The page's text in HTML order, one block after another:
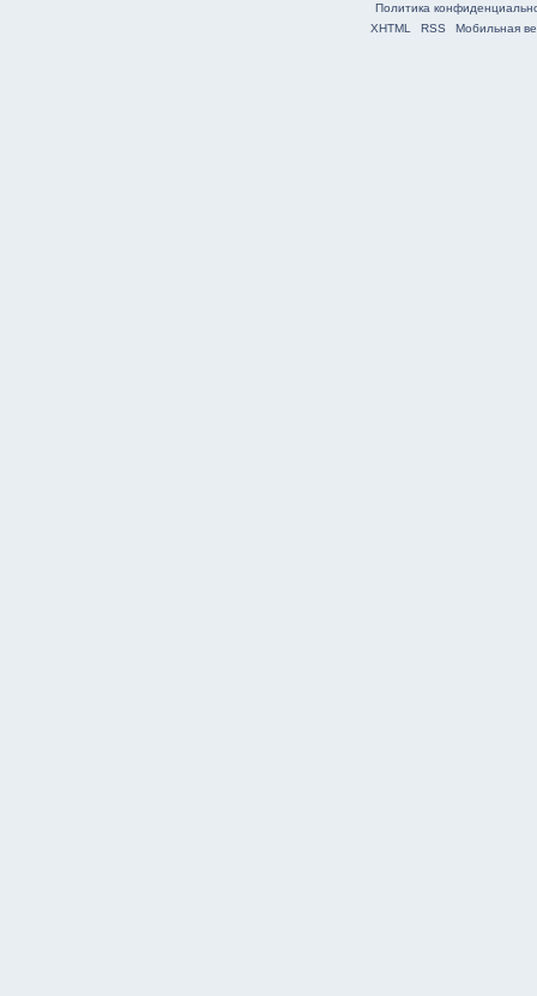
Политика
XHTML
RSS Мобильная